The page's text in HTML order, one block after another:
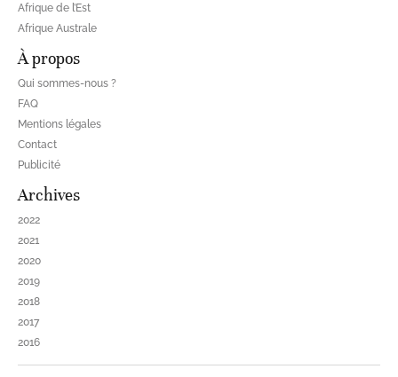
Afrique de l’Est
Afrique Australe
À propos
Qui sommes-nous ?
FAQ
Mentions légales
Contact
Publicité
Archives
2022
2021
2020
2019
2018
2017
2016